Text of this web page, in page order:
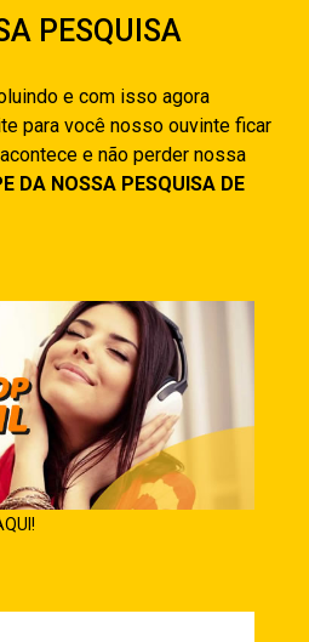
PESQUISA
e com isso agora
para você nosso ouvinte ficar
e não perder nossa
DA NOSSA PESQUISA DE